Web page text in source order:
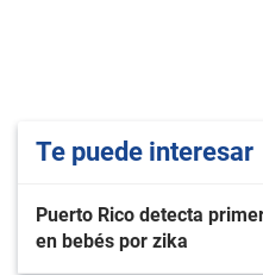
Te puede interesar
Puerto Rico detecta
en bebés por zika